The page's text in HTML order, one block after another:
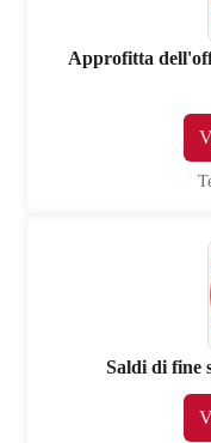
Approfitta
Saldi di fine